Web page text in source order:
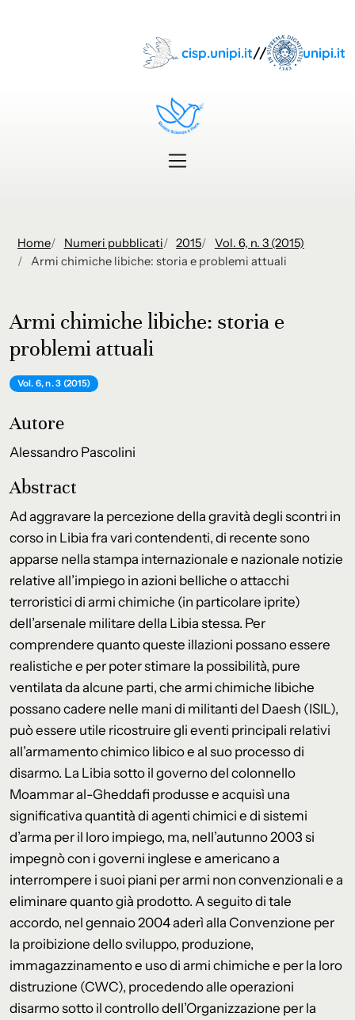
cisp.unipi.it// unipi.it
Home Numeri pubblicati 2015
Vol. 6, n. 3 (2015)
Armi chimiche libiche: storia e problemi attuali
Armi chimiche libiche: storia e
problemi attuali
Vol. 6, n. 3 (2015)
Autore
Alessandro Pascolini
Abstract
Ad aggravare la percezione della gravità degli scontri in
corso in Libia fra vari contendenti, di recente sono
apparse nella stampa internazionale e nazionale notizie
relative all’impiego in azioni belliche o attacchi
terroristici di armi chimiche (in particolare iprite)
dell’arsenale militare della Libia stessa. Per
comprendere quanto queste illazioni possano essere
realistiche e per poter stimare la possibilità, pure
ventilata da alcune parti, che armi chimiche libiche
possano cadere nelle mani di militanti del Daesh (ISIL),
può essere utile ricostruire gli eventi principali relativi
all’armamento chimico libico e al suo processo di
disarmo. La Libia sotto il governo del colonnello
Moammar al-Gheddafi produsse e acquisì una
significativa quantità di agenti chimici e di sistemi
d’arma per il loro impiego, ma, nell’autunno 2003 si
impegnò con i governi inglese e americano a
interrompere i suoi piani per armi non convenzionali e a
eliminare quanto già prodotto. A seguito di tale
accordo, nel gennaio 2004 aderì alla Convenzione per
la proibizione dello sviluppo, produzione,
immagazzinamento e uso di armi chimiche e per la loro
distruzione (CWC), procedendo alle operazioni
disarmo sotto il controllo dell’Organizzazione per la